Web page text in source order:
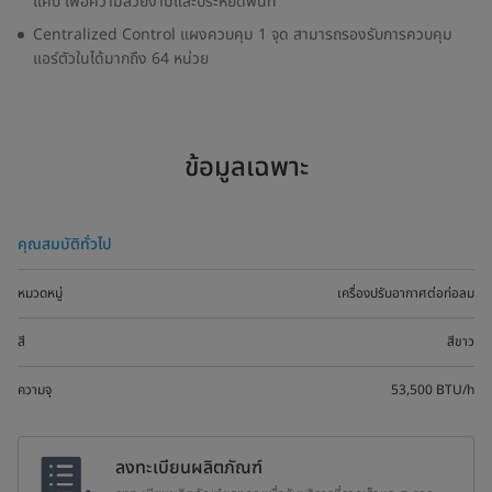
Centralized Control แผงควบคุม 1 จุด สามารถรองรับการควบคุม
แอร์ตัวในได้มากถึง 64 หน่วย
ข้อมูลเฉพาะ
คุณสมบัติทั่วไป
หมวดหมู่ เครื่องปรับอากาศต่อท่อลม
สี สีขาว
ความจุ 53,500 BTU/h
ลงทะเบียนผลิตภัณฑ์